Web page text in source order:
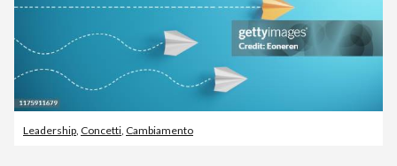
Leadership, Concetti, Cambiamento